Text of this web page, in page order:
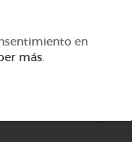
en
más.